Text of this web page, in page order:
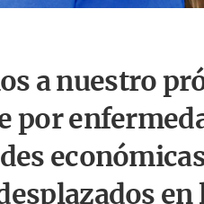
a nuestro
por
en